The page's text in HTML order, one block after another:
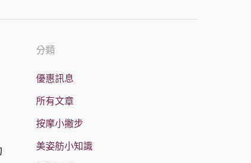
分類
優惠訊息
所有文章
按摩小撇步
美姿舫小知識